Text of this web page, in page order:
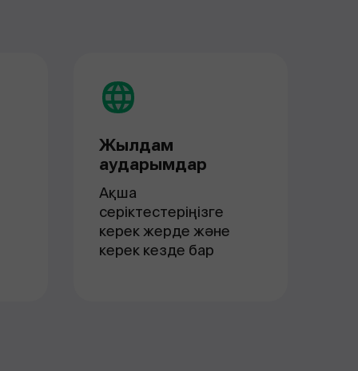
Жылдам
аударымдар
Ақша
серіктестеріңізге
керек жерде және
керек кезде бар